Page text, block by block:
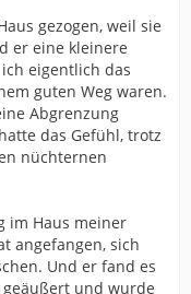
gezogen, weil sie
er eine kleinere
eigentlich das
guten Weg waren.
Abgrenzung
das Gefühl, trotz
nüchternen
im Haus meiner
angefangen, sich
Und er fand es
und wurde